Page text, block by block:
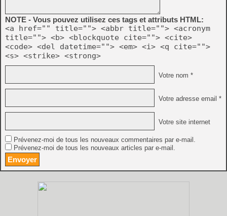
NOTE - Vous pouvez utilisez ces tags et attributs HTML:
<a href="" title=""> <abbr title=""> <acronym
title=""> <b> <blockquote cite=""> <cite>
<code> <del datetime=""> <em> <i> <q cite="">
<s> <strike> <strong>
Votre nom *
Votre adresse email *
Votre site internet
Prévenez-moi de tous les nouveaux commentaires par e-mail.
Prévenez-moi de tous les nouveaux articles par e-mail.